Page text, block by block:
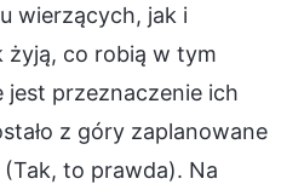
wierzących, jak i
żyją, co robią w tym
jest przeznaczenie ich
z góry zaplanowane
to prawda). Na